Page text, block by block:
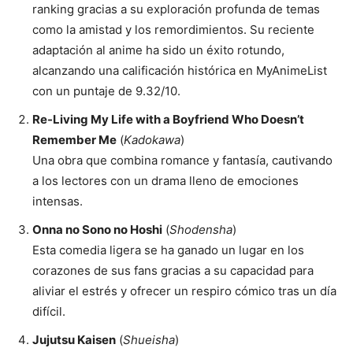
ranking gracias a su exploración profunda de temas
como la amistad y los remordimientos. Su reciente
adaptación al anime ha sido un éxito rotundo,
alcanzando una calificación histórica en MyAnimeList
con un puntaje de 9.32/10.
Re-Living My Life with a Boyfriend Who Doesn’t
Remember Me (Kadokawa)
Una obra que combina romance y fantasía, cautivando
a los lectores con un drama lleno de emociones
intensas.
Onna no Sono no Hoshi (Shodensha)
Esta comedia ligera se ha ganado un lugar en los
corazones de sus fans gracias a su capacidad para
aliviar el estrés y ofrecer un respiro cómico tras un día
difícil.
Jujutsu Kaisen (Shueisha)